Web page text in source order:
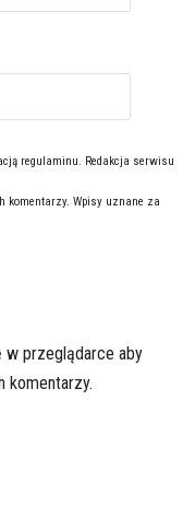
regulaminu. Redakcja serwisu
komentarzy. Wpisy uznane za
w przeglądarce aby
komentarzy.